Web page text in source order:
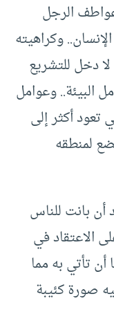
الرجل
وكراهيته
دخل للتشريع
البيئة.. وعوامل
تعود أكثر إلى
لمنطقه
أن بانت للناس
الاعتقاد في
أن تأتي به مما
صورة كئيبة